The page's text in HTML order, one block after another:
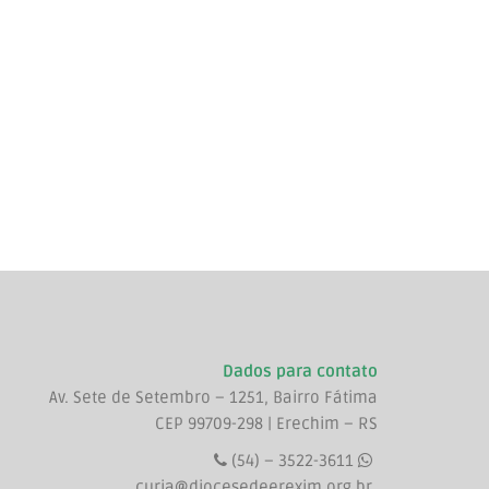
Dados para contato
Av. Sete de Setembro – 1251, Bairro Fátima
CEP 99709-298 | Erechim – RS
(54) – 3522-3611